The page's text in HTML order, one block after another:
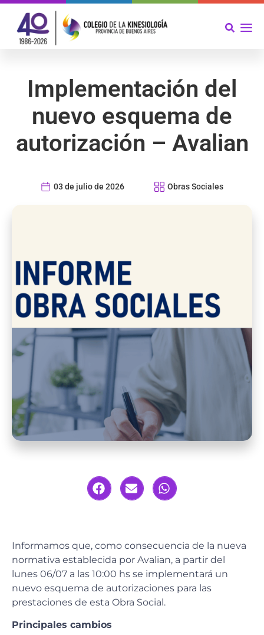
Implementación del
nuevo esquema de
autorización – Avalian
03 de julio de 2026 Obras Sociales
Informamos que, como consecuencia de la nueva
normativa establecida por Avalian, a partir del
lunes 06/07 a las 10:00 hs se implementará un
nuevo esquema de autorizaciones para las
prestaciones de esta Obra Social.
Principales cambios